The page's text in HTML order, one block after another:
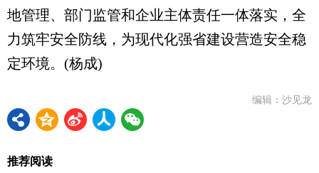
地管理、部门监管和企业主体责任一体落实，全
力筑牢安全防线，为现代化强省建设营造安全稳
定环境。(杨成)
编辑：沙见龙
推荐阅读